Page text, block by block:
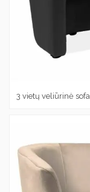
3 vietų veliūrinė sofa